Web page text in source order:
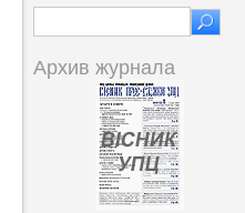
Архив журнала